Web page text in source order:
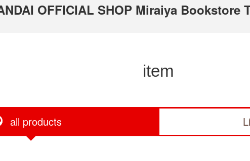
OFFICIAL SHOP Miraiya Bookstore
item
all products